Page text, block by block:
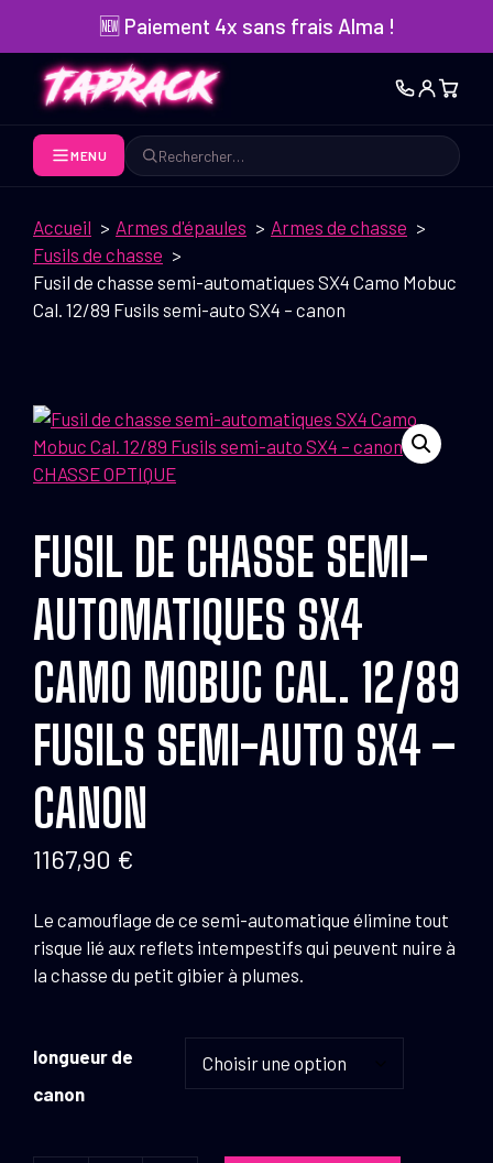
contenu
🆕 Paiement 4x sans frais Alma !
MENU
Rechercher
Accueil Armes d'épaules
Armes de chasse
Fusils de chasse
Fusil de chasse semi-automatiques SX4 Camo Mobuc
Cal. 12/89 Fusils semi-auto SX4 – canon
FUSIL DE CHASSE SEMI-
AUTOMATIQUES SX4
CAMO MOBUC CAL. 12/89
FUSILS SEMI-AUTO SX4 –
CANON
1167,90 €
Le camouflage de ce semi-automatique élimine tout
risque lié aux reflets intempestifs qui peuvent nuire à
la chasse du petit gibier à plumes.
longueur de
canon